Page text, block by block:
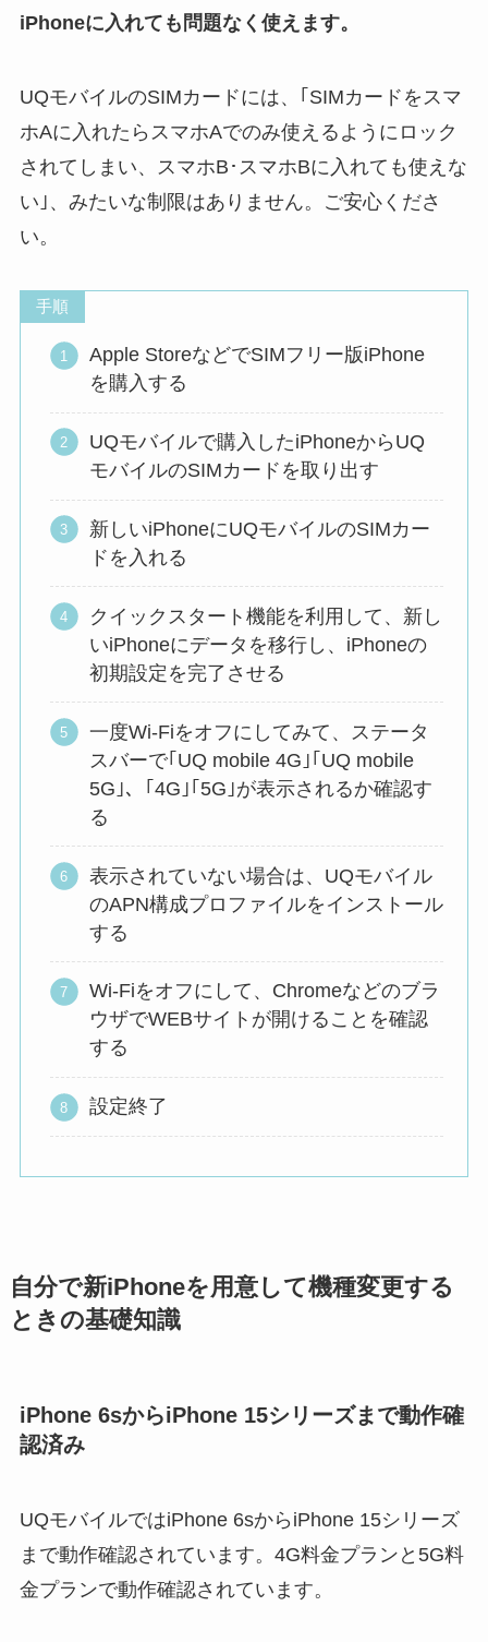
iPhoneに入れても問題なく使えます。
UQモバイルのSIMカードには、｢SIMカードをスマ
ホAに入れたらスマホAでのみ使えるようにロック
されてしまい、スマホB･スマホBに入れても使えな
い｣、みたいな制限はありません。ご安心くださ
い。
手順
Apple StoreなどでSIMフリー版iPhone
を購入する
UQモバイルで購入したiPhoneからUQ
モバイルのSIMカードを取り出す
新しいiPhoneにUQモバイルのSIMカー
ドを入れる
クイックスタート機能を利用して、新し
いiPhoneにデータを移行し、iPhoneの
初期設定を完了させる
一度Wi-Fiをオフにしてみて、ステータ
スバーで｢UQ mobile 4G｣｢UQ mobile
5G｣、｢4G｣｢5G｣が表示されるか確認す
る
表示されていない場合は、UQモバイル
のAPN構成プロファイルをインストール
する
Wi-Fiをオフにして、Chromeなどのブラ
ウザでWEBサイトが開けることを確認
する
設定終了
自分で新iPhoneを用意して機種変更する
ときの基礎知識
iPhone 6sからiPhone 15シリーズまで動作確
認済み
UQモバイルではiPhone 6sからiPhone 15シリーズ
まで動作確認されています。4G料金プランと5G料
金プランで動作確認されています。